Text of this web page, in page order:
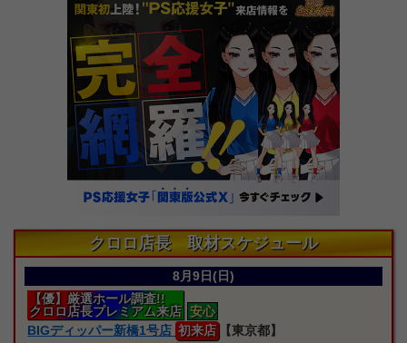
クロロ店長 取材スケジュール
8月9日(日)
【優】厳選ホール調査!!
クロロ店長プレミアム来店 安心
BIGディッパー新橋1号店 初来店
【東京都】